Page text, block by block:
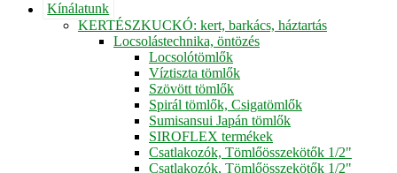
Kínálatunk
KERTÉSZKUCKÓ: kert, barkács, háztartás
Locsolástechnika, öntözés
Locsolótömlők
Víztiszta tömlők
Szövött tömlők
Spirál tömlők, Csigatömlők
Sumisansui Japán tömlők
SIROFLEX termékek
Csatlakozók, Tömlőösszekötők 1/2"
Csatlakozók, Tömlőösszekötők 1/2"